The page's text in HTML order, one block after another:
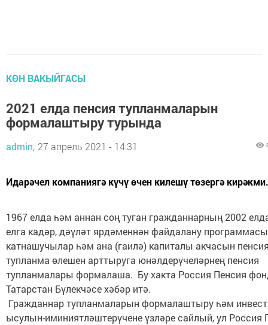
КӨН ВАКЫЙГАСЫ
2021 елда пенсия тупланмаларын
формалаштыру турында
admin, 27 апрель 2021 - 14:31
Идарәчел компаниягә күчү өчен килешү төзергә кирәкми.
1967 елда һәм аннан соң туган гражданнарның 2002
елга кадәр, дәүләт ярдәменнән файдалану
катнашучылар һәм ана (гаилә) капиталы акчасын
тупланма өлешен арттыруга юнәлдерүчеләрнең пенсия
тупланмалары формалаша. Бу хакта Россия Пенсия
Татарстан Бүлекчәсе хәбәр итә.
Гражданнар тупланмаларын формалаштыру һәм
ысулын-иминиятләштерүчене үзләре сайлый, ул Россия